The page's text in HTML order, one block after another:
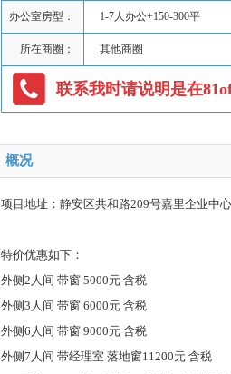
办公室房型： 1-7人办公+150-300平
所在商圈： 其他商圈
联系我时请说明是在
概况
项目地址：静安区共和路209号嘉里企业中心
特价优惠如下：
外侧2人间 带窗 5000元 含税
外侧3人间 带窗 6000元 含税
外侧6人间 带窗 9000元 含税
外侧7人间 带经理室 落地窗11200元 含税